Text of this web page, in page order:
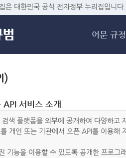
메
은 대한민국 공식 전자정부 누리집입니다.
어문 규정
서비스 소개
색 플랫폼을 외부에 공개하여 다양하
개인 또는 기관에서 오픈 API를 이용해
기능을 이용할 수 있도록 공개한 프로그